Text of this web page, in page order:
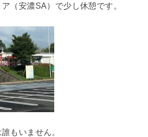
（安濃SA）で少し休憩です。
もいません。